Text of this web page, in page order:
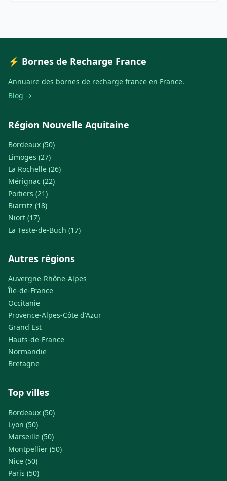
⚡ Bornes de Recharge France
Annuaire des bornes de recharge france en France.
Blog →
Région Nouvelle Aquitaine
Bordeaux (50)
Limoges (27)
La Rochelle (26)
Mérignac (22)
Poitiers (21)
Biarritz (18)
Niort (17)
La Teste-de-Buch (17)
Autres régions
Auvergne-Rhône-Alpes
Île-de-France
Occitanie
Provence-Alpes-Côte d'Azur
Grand Est
Hauts-de-France
Normandie
Bretagne
Top villes
Bordeaux (50)
Lyon (50)
Marseille (50)
Montpellier (50)
Nice (50)
Paris (50)